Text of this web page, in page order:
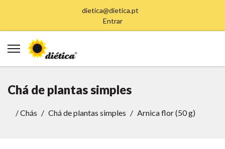
dietica@dietica.pt
Entrar
Chá de plantas simples
/Chás Chá de plantas simples Arnica flor (50 g)